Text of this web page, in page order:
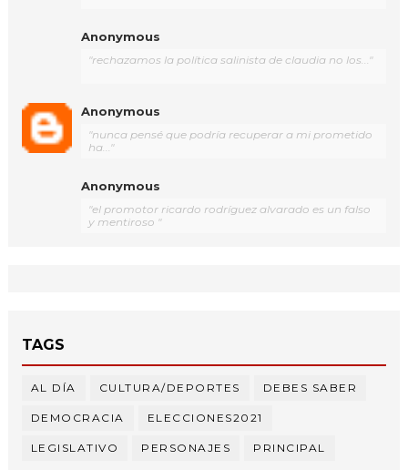
Anonymous
"rechazamos la política salinista de claudia no los..."
Anonymous
"nunca pensé que podría recuperar a mi prometido
ha..."
Anonymous
"el promotor ricardo rodríguez alvarado es un falso
y mentiroso "
TAGS
AL DÍA CULTURA/DEPORTES DEBES SABER
DEMOCRACIA ELECCIONES2021
LEGISLATIVO PERSONAJES PRINCIPAL